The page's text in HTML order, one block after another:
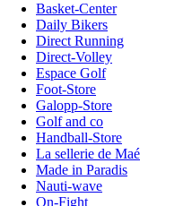
Basket-Center
Daily Bikers
Direct Running
Direct-Volley
Espace Golf
Foot-Store
Galopp-Store
Golf and co
Handball-Store
La sellerie de Maé
Made in Paradis
Nauti-wave
On-Fight